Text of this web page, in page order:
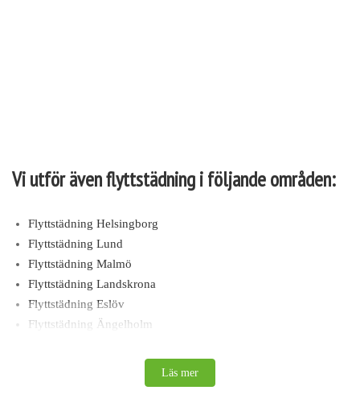
Vi utför även flyttstädning i följande områden:
Flyttstädning Helsingborg
Flyttstädning Lund
Flyttstädning Malmö
Flyttstädning Landskrona
Flyttstädning Eslöv
Flyttstädning Ängelholm
Läs mer